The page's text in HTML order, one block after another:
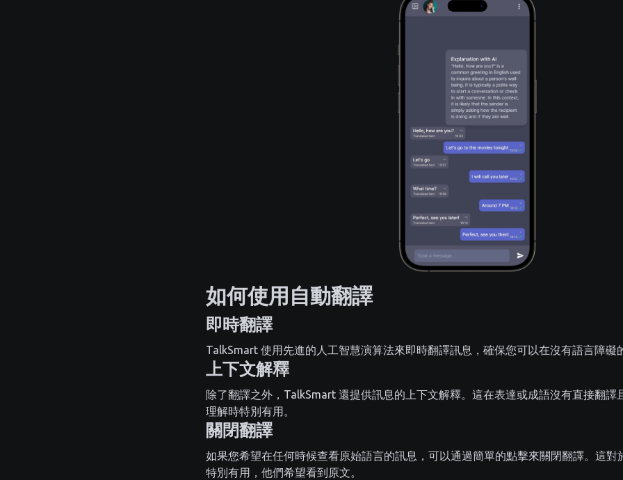
如何使用自動翻譯
即時翻譯
TalkSmart 使用先進的人工智慧演算法來即時翻譯訊息，確保您可以在沒有語言障礙
上下文解釋
除了翻譯之外，TalkSmart 還提供訊息的上下文解釋。這在表達或成語沒有直接翻譯
理解時特別有用。
關閉翻譯
如果您希望在任何時候查看原始語言的訊息，可以通過簡單的點擊來關閉翻譯。這對
特別有用，他們希望看到原文。